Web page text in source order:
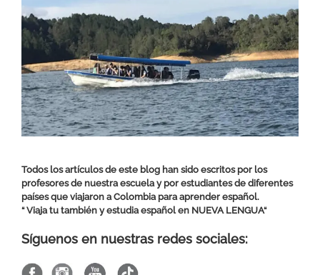
Todos los artículos de este blog han sido escritos por los
profesores de nuestra escuela y por estudiantes de diferentes
países que viajaron a Colombia para aprender español.
“ Viaja tu también y estudia español en NUEVA LENGUA“
Síguenos en nuestras redes sociales: